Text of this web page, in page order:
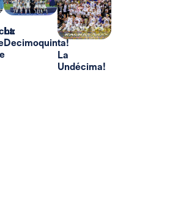
La
Decimoquinta!
La
Undécima!